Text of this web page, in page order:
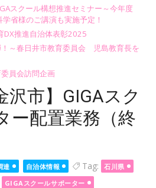
スクール構想推進セミナー～今年度
省様のご講演も実施予定！
DX推進自治体表彰2025
～春日井市教育委員会 児島教育長を
員会訪問企画
市】GIGAスク
ー配置業務（終
達 自治体情報 Tag:
石川県
GIGAスクールサポーター